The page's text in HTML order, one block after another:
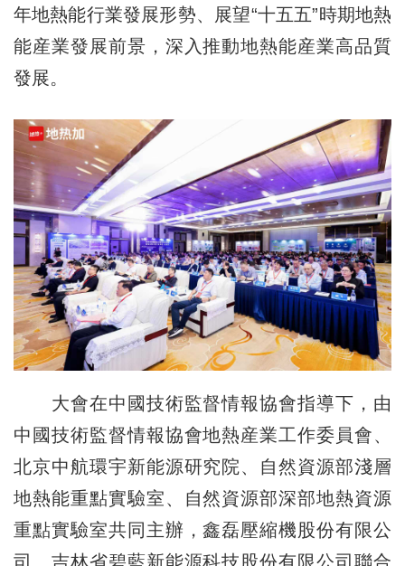
年地熱能行業發展形勢、展望“十五五”時期地熱
能産業發展前景，深入推動地熱能産業高品質
發展。
大會在中國技術監督情報協會指導下，由
中國技術監督情報協會地熱産業工作委員會、
北京中航環宇新能源研究院、自然資源部淺層
地熱能重點實驗室、自然資源部深部地熱資源
重點實驗室共同主辦，鑫磊壓縮機股份有限公
司、吉林省碧藍新能源科技股份有限公司聯合